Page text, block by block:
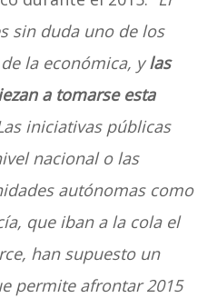
sin duda uno de los
la económica, ylas
a tomarse esta
iniciativas públicas
nacional o las
autónomas como
que iban a la cola el
han supuesto un
permite afrontar 2015